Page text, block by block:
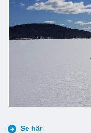
Se här